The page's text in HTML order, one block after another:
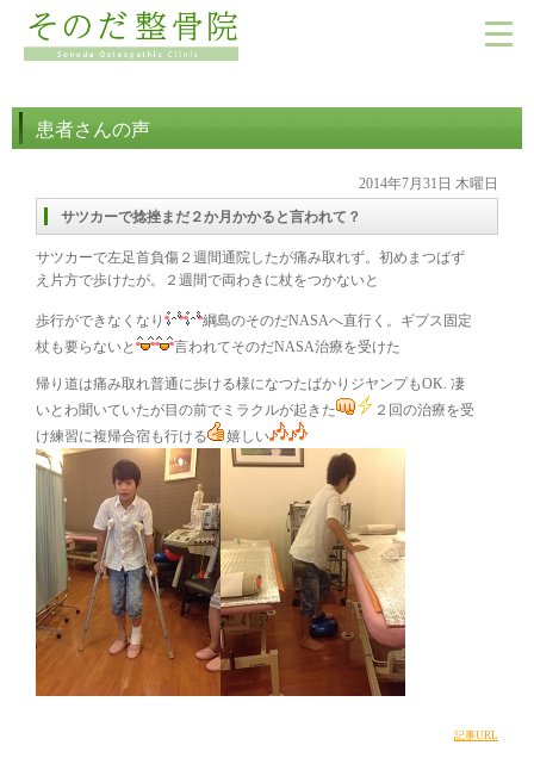
患者さんの声
2014年7月31日 木曜日
サツカーで捻挫まだ２か月かかると言われて？
サツカーで左足首負傷２週間通院したが痛み取れず。初めまつばず
え片方で歩けたが。２週間で両わきに杖をつかないと
歩行ができなくなり
綱島のそのだNASAへ直行く。ギプス固定
杖も要らないと
言われてそのだNASA治療を受けた
帰り道は痛み取れ普通に歩ける様になつたばかりジヤンプもOK. 凄
いとわ聞いていたが目の前でミラクルが起きた
２回の治療を受
け練習に複帰合宿も行ける
嬉しい
記事URL